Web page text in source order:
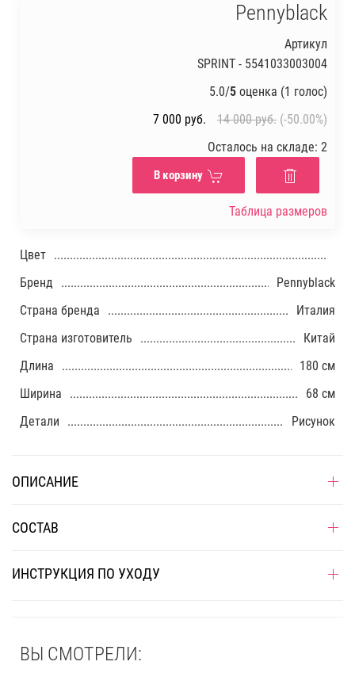
Pennyblack
Артикул
SPRINT - 5541033003004
5.0/5 оценка (1 голос)
7 000 руб. 14 000 руб. (-50.00%)
Осталось на складе: 2
В корзину
Таблица размеров
Цвет
Бренд
Pennyblack
Страна бренда
Италия
Страна изготовитель
Китай
Длина
180 см
Ширина
68 см
Детали
Рисунок
ОПИСАНИЕ
СОСТАВ
ИНСТРУКЦИЯ ПО УХОДУ
ВЫ СМОТРЕЛИ: